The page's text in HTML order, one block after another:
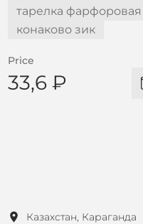
тарелка фарфоровая
конаково зик
Price
33,6 ₽
Казахстан, Караганда